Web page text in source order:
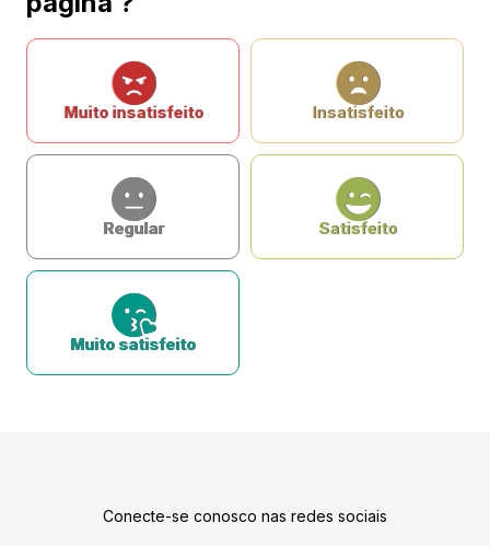
Muito insatisfeito Insatisfeito
Regular Satisfeito
Muito satisfeito
Conecte-se conosco nas redes sociais